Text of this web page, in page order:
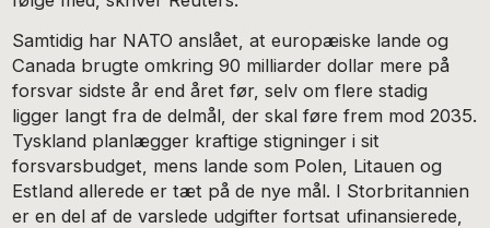
Samtidig har NATO anslået, at europæiske lande og
Canada brugte omkring 90 milliarder dollar mere på
forsvar sidste år end året før, selv om flere stadig
ligger langt fra de delmål, der skal føre frem mod 2035.
Tyskland planlægger kraftige stigninger i sit
forsvarsbudget, mens lande som Polen, Litauen og
Estland allerede er tæt på de nye mål. I Storbritannien
er en del af de varslede udgifter fortsat ufinansierede,